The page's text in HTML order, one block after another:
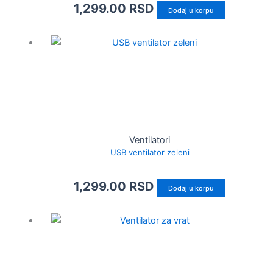
1,299.00 RSD Dodaj u korpu
Ventilatori
USB ventilator zeleni
1,299.00 RSD Dodaj u korpu